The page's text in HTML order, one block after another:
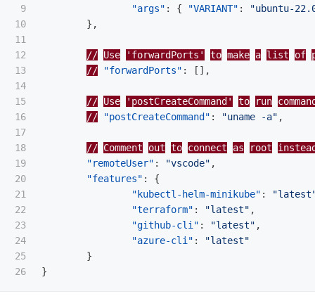
9
10
11
12
13
14
15
16
17
18
19
20
21
22
23
24
25
"args" : { "VARIANT" :
"ubuntu-
},
// Use 'forwardPorts' to make a list of
//
"forwardPorts" : [],
// Use 'postCreateCommand' to run
//
"postCreateCommand" : "uname -a" ,
// Comment out to connect as root
"remoteUser" : "vscode" ,
"features" :
{
"kubectl-helm-minikube" :
"terraform" : "latest" ,
"github-cli" : "latest" ,
"azure-cli" :
"latest"
}
}